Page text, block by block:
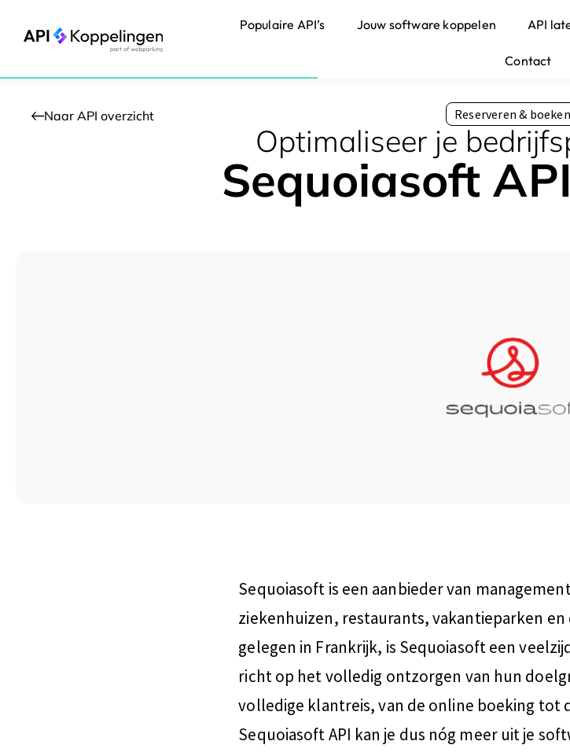
naar
Populaire API’s Jouw software koppelen API
Contact
Naar API overzicht Reserveren & boeken
Optimaliseer je
Sequoiasoft
Sequoiasoft is een aanbieder van
ziekenhuizen, restaurants, vakantieparken
gelegen in Frankrijk, is Sequoiasoft een
richt op het volledig ontzorgen van hun
volledige klantreis, van de online boeking tot
Sequoiasoft API kan je dus nóg meer uit je